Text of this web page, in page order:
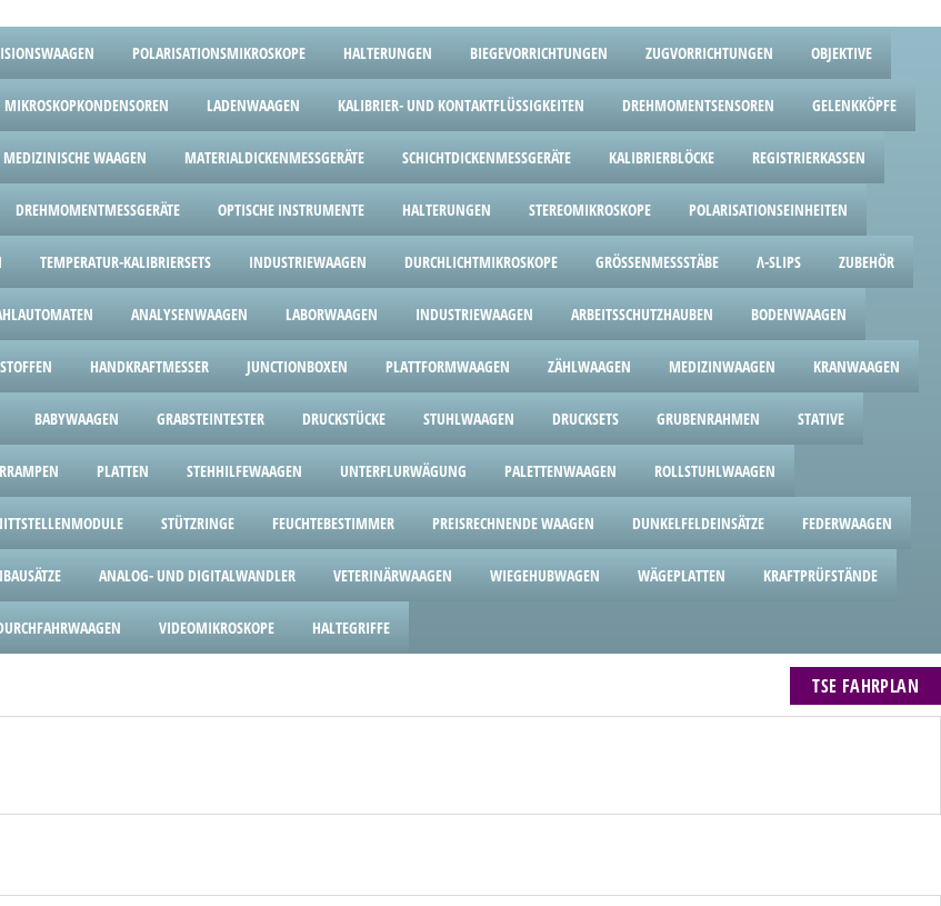
POLARISATIONSMIKROSKOPE HALTERUNGEN BIEGEVORRICHTUNGEN ZUGVORRICHTUNGEN OBJEKTIVE
MIKROSKOPKONDENSOREN LADENWAAGEN KALIBRIER- UND KONTAKTFLÜSSIGKEITEN DREHMOMENTSENSOREN GELENKKÖPFE
MEDIZINISCHE WAAGEN MATERIALDICKENMESSGERÄTE SCHICHTDICKENMESSGERÄTE KALIBRIERBLÖCKE REGISTRIERKASSEN
DREHMOMENTMESSGERÄTE OPTISCHE INSTRUMENTE HALTERUNGEN STEREOMIKROSKOPE POLARISATIONSEINHEITEN
TEMPERATUR-KALIBRIERSETS INDUSTRIEWAAGEN DURCHLICHTMIKROSKOPE GRÖSSENMESSSTÄBE Λ-SLIPS ZUBEHÖR
ANALYSENWAAGEN LABORWAAGEN INDUSTRIEWAAGEN ARBEITSSCHUTZHAUBEN BODENWAAGEN
HANDKRAFTMESSER JUNCTIONBOXEN PLATTFORMWAAGEN ZÄHLWAAGEN MEDIZINWAAGEN KRANWAAGEN
BABYWAAGEN GRABSTEINTESTER DRUCKSTÜCKE STUHLWAAGEN DRUCKSETS GRUBENRAHMEN STATIVE
PLATTEN STEHHILFEWAAGEN UNTERFLURWÄGUNG PALETTENWAAGEN ROLLSTUHLWAAGEN
STÜTZRINGE FEUCHTEBESTIMMER PREISRECHNENDE WAAGEN DUNKELFELDEINSÄTZE FEDERWAAGEN
ANALOG- UND DIGITALWANDLER VETERINÄRWAAGEN WIEGEHUBWAGEN WÄGEPLATTEN KRAFTPRÜFSTÄNDE
VIDEOMIKROSKOPE HALTEGRIFFE
TSE FAHRPLAN